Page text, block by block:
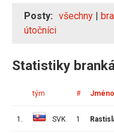
Posty: všechny |
útočníci
Statistiky
tým #
1. SVK 1